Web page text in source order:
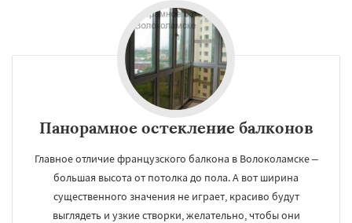
Панорамное остекление балконов
Главное отличие французского балкона в Волоколамске –
большая высота от потолка до пола. А вот ширина
существенного значения не играет, красиво будут
выглядеть и узкие створки, желательно, чтобы они